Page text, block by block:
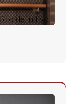
definitivo